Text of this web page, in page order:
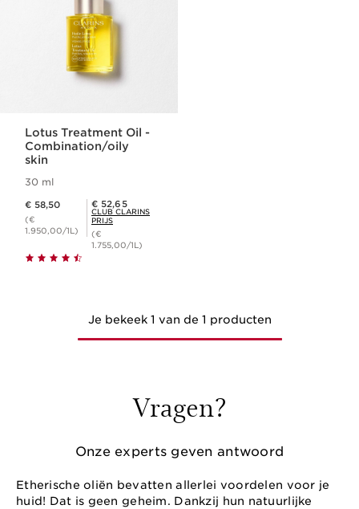
Lotus Treatment Oil -
Combination/oily
skin
30 ml
€ 58,50
(€
1.950,00/1L)
Club Clarins Prijs € 52,65
€ 52,65
CLUB CLARINS
PRIJS
(€
1.755,00/1L)
Je bekeek 1 van de 1 producten
Vragen?
Onze experts geven antwoord
Etherische oliën bevatten allerlei voordelen voor je
huid! Dat is geen geheim. Dankzij hun natuurlijke